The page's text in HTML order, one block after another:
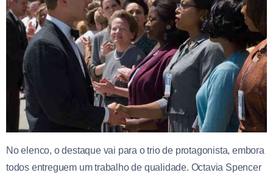
No elenco, o destaque vai para o trio de protagonista, embora
todos entreguem um trabalho de qualidade. Octavia Spencer